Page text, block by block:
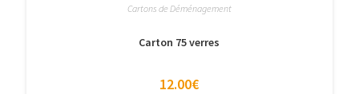
Cartons de Déménagement
Carton 75 verres
12.00€